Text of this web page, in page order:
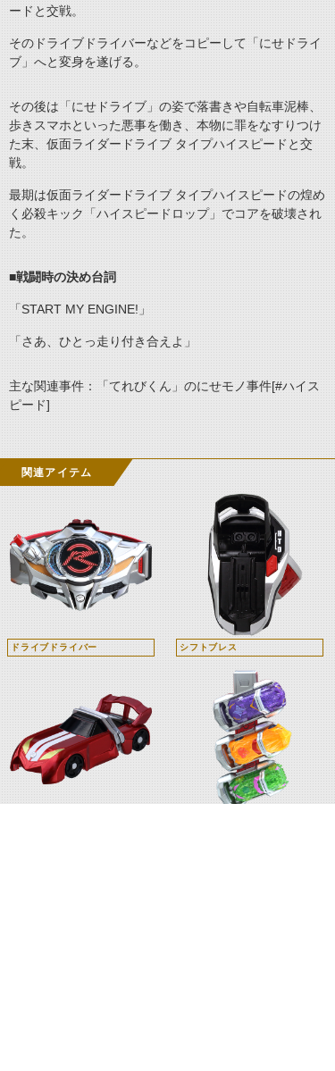
ードと交戦。
そのドライブドライバーなどをコピーして「にせドライ
ブ」へと変身を遂げる。
その後は「にせドライブ」の姿で落書きや自転車泥棒、
歩きスマホといった悪事を働き、本物に罪をなすりつけ
た末、仮面ライダードライブ タイプハイスピードと交
戦。
最期は仮面ライダードライブ タイプハイスピードの煌め
く必殺キック「ハイスピードロップ」でコアを破壊され
た。
■戦闘時の決め台詞
「START MY ENGINE!」
「さあ、ひとっ走り付き合えよ」
主な関連事件：「てれびくん」のにせモノ事件[#ハイス
ピード]
関連アイテム
ドライブドライバー シフトブレス